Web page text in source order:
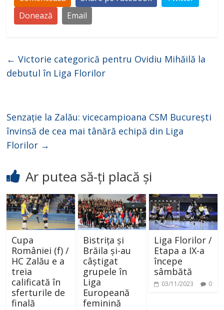
Donează
Email
← Victorie categorică pentru Ovidiu Mihăilă la
debutul în Liga Florilor
Senzație la Zalău: vicecampioana CSM București
învinsă de cea mai tânără echipă din Liga
Florilor →
Ar putea să-ți placă și
Cupa
României (f) /
HC Zalău e a
treia
calificată în
sferturile de
finală
Bistrița și
Brăila și-au
câștigat
grupele în
Liga
Europeană
feminină
Liga Florilor /
Etapa a IX-a
începe
sâmbătă
03/11/2023 0